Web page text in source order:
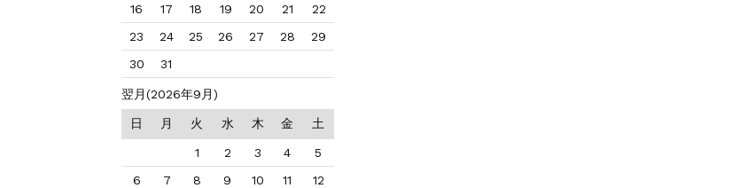
16
17 18 19 20 21
22
23
24 25 26 27 28
29
30
31
翌月(2026年9月)
日 月 火 水 木 金 土
1 2 3 4
5
6
7 8 9 10 11
12